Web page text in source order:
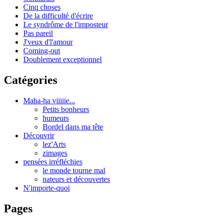
Cinq choses
De la difficulté d'écrire
Le syndrôme de l'imposteur
Pas pareil
J'veux d'l'amour
Coming-out
Doublement exceptionnel
Catégories
Maha-ha viiiiie...
Petits bonheurs
humeurs
Bordel dans ma tête
Découvrir
lez'Arts
zimages
pensées irréfléchies
le monde tourne mal
nateurs et découvertes
N'importe-quoi
Pages